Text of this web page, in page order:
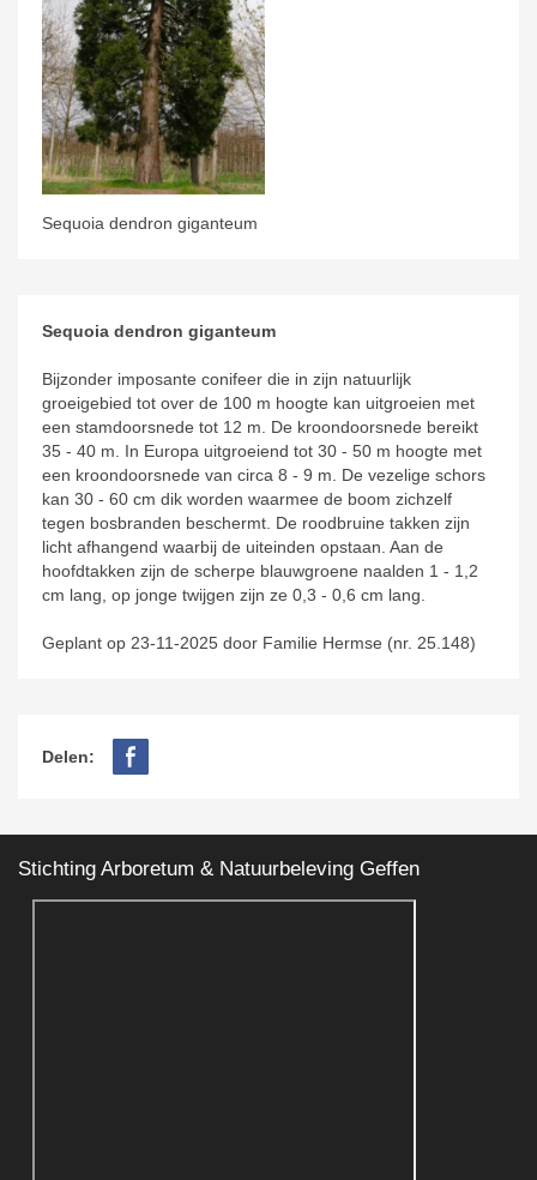
Sequoia dendron giganteum
Sequoia dendron giganteum
Bijzonder imposante conifeer die in zijn natuurlijk
groeigebied tot over de 100 m hoogte kan uitgroeien met
een stamdoorsnede tot 12 m. De kroondoorsnede bereikt
35 - 40 m. In Europa uitgroeiend tot 30 - 50 m hoogte met
een kroondoorsnede van circa 8 - 9 m. De vezelige schors
kan 30 - 60 cm dik worden waarmee de boom zichzelf
tegen bosbranden beschermt. De roodbruine takken zijn
licht afhangend waarbij de uiteinden opstaan. Aan de
hoofdtakken zijn de scherpe blauwgroene naalden 1 - 1,2
cm lang, op jonge twijgen zijn ze 0,3 - 0,6 cm lang.
Geplant op 23-11-2025 door Familie Hermse (nr. 25.148)
Delen:
Stichting Arboretum & Natuurbeleving Geffen